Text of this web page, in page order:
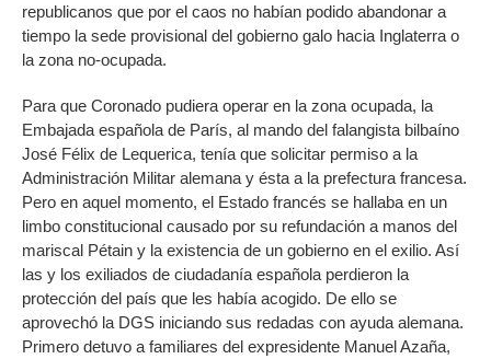
republicanos que por el caos no habían podido abandonar a
tiempo la sede provisional del gobierno galo hacia Inglaterra o
la zona no-ocupada.
Para que Coronado pudiera operar en la zona ocupada, la
Embajada española de París, al mando del falangista bilbaíno
José Félix de Lequerica, tenía que solicitar permiso a la
Administración Militar alemana y ésta a la prefectura francesa.
Pero en aquel momento, el Estado francés se hallaba en un
limbo constitucional causado por su refundación a manos del
mariscal Pétain y la existencia de un gobierno en el exilio. Así
las y los exiliados de ciudadanía española perdieron la
protección del país que les había acogido. De ello se
aprovechó la DGS iniciando sus redadas con ayuda alemana.
Primero detuvo a familiares del expresidente Manuel Azaña,